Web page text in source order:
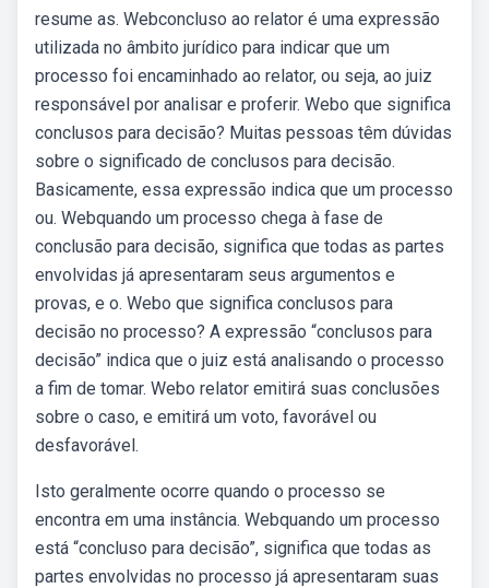
resume as. Webconcluso ao relator é uma expressão
utilizada no âmbito jurídico para indicar que um
processo foi encaminhado ao relator, ou seja, ao juiz
responsável por analisar e proferir. Webo que significa
conclusos para decisão? Muitas pessoas têm dúvidas
sobre o significado de conclusos para decisão.
Basicamente, essa expressão indica que um processo
ou. Webquando um processo chega à fase de
conclusão para decisão, significa que todas as partes
envolvidas já apresentaram seus argumentos e
provas, e o. Webo que significa conclusos para
decisão no processo? A expressão “conclusos para
decisão” indica que o juiz está analisando o processo
a fim de tomar. Webo relator emitirá suas conclusões
sobre o caso, e emitirá um voto, favorável ou
desfavorável.
Isto geralmente ocorre quando o processo se
encontra em uma instância. Webquando um processo
está “concluso para decisão”, significa que todas as
partes envolvidas no processo já apresentaram suas